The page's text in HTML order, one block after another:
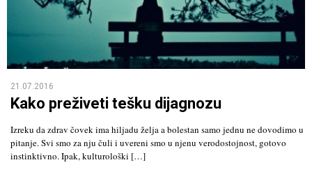
21.07.2016
Kako preživeti tešku dijagnozu
Izreku da zdrav čovek ima hiljadu želja a bolestan samo jednu ne dovodimo u
pitanje. Svi smo za nju čuli i uvereni smo u njenu verodostojnost, gotovo
instinktivno. Ipak, kulturološki […]